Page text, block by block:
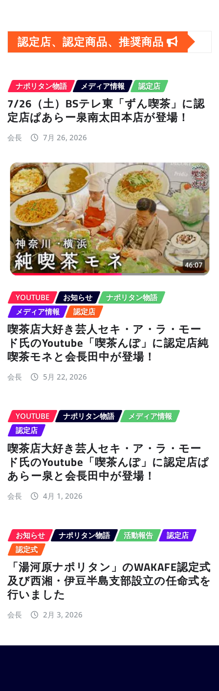
イ
ブ
認定店、認定商品、推奨商品
ナポリタン物語 メディア情報 認定店
7/26（土）BSテレ東「ずん喫茶」に認
定店ぱあらー泉南太田本店が登場！
会長 7月 26, 2026
YOUTUBE お知らせ
ナポリタン物語
メディア情報
認定店
喫茶店大好き芸人セキ・ア・ラ・モー
ド氏のYoutube「喫茶んぽ」に認定店純
喫茶モネと会長田中が登場！
会長 5月 22, 2026
YOUTUBE ナポリタン物語
メディア情報
認定店
喫茶店大好き芸人セキ・ア・ラ・モー
ド氏のYoutube「喫茶んぽ」に認定店ぱ
あらー泉と会長田中が登場！
会長 4月 1, 2026
お知らせ ナポリタン物語 活動報告
認定店
認定式
「湯河原ナポリタン」のWAKAFE認定式
及び西湘・伊豆半島支部設立の任命式を
行いました
会長 2月 3, 2026